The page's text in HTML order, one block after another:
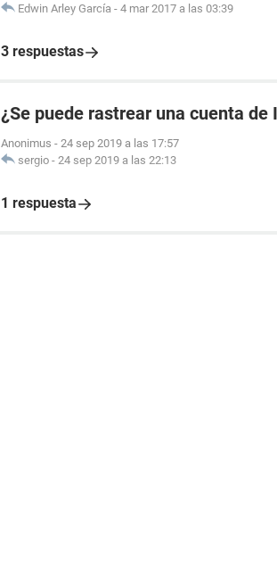
Edwin Arley García - 4 mar 2017 a las 03:39
3 respuestas
¿Se puede rastrear una cuenta
Anonimus - 24 sep 2019 a las 17:57
sergio - 24 sep 2019 a las 22:13
1 respuesta